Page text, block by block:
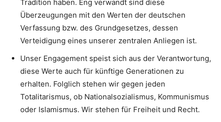
Tradition haben. Eng verwandt sind diese
Überzeugungen mit den Werten der deutschen
Verfassung bzw. des Grundgesetzes, dessen
Verteidigung eines unserer zentralen Anliegen ist.
Unser Engagement speist sich aus der Verantwortung,
diese Werte auch für künftige Generationen zu
erhalten. Folglich stehen wir gegen jeden
Totalitarismus, ob Nationalsozialismus, Kommunismus
oder Islamismus. Wir stehen für Freiheit und Recht.